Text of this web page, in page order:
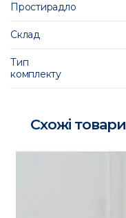
Простирадло
Склад
Тип
комплекту
Схожі товари